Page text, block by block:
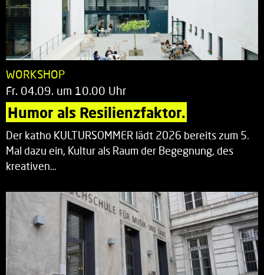
WORKSHOP
Fr. 04.09. um 10.00 Uhr
Humor als Resilienzfaktor.
Der katho KULTURSOMMER lädt 2026 bereits zum 5.
Mal dazu ein, Kultur als Raum der Begegnung, des
kreativen…